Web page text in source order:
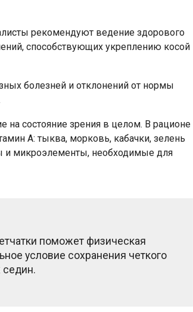
рекомендуют ведение здорового
способствующих укреплению косой
болезней и отклонений от нормы
на состояние зрения в целом. В рационе
А: тыква, морковь, кабачки, зелень
и микроэлементы, необходимые для
поможет физическая
условие сохранения четкого
седин.